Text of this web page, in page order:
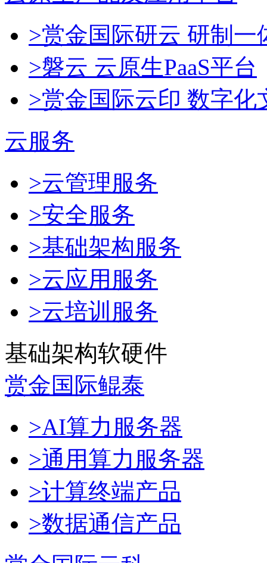
>赏金国际研云 研制
>磐云 云原生PaaS平台
>赏金国际云印 数字化
云服务
>云管理服务
>安全服务
>基础架构服务
>云应用服务
>云培训服务
基础架构软硬件
赏金国际鲲泰
>AI算力服务器
>通用算力服务器
>计算终端产品
>数据通信产品